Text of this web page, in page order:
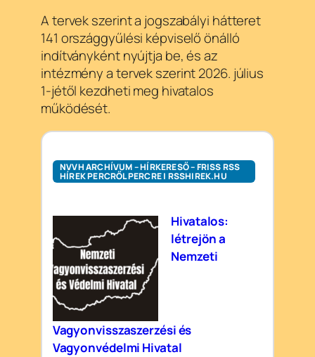
A tervek szerint a jogszabályi hátteret
141 országgyűlési képviselő önálló
indítványként nyújtja be, és az
intézmény a tervek szerint 2026. július
1-jétől kezdheti meg hivatalos
működését.
NVVH ARCHÍVUM – HÍRKERESŐ – FRISS RSS
HÍREK PERCRŐL PERCRE | RSSHIREK.HU
Hivatalos:
létrejön a
Nemzeti
Vagyonvisszaszerzési és
Vagyonvédelmi Hivatal